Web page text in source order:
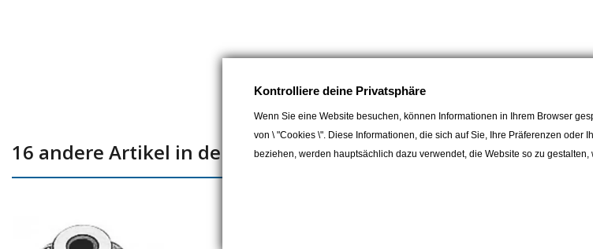
16 andere Artikel in der gleichen Kategorie:
Kontrolliere deine Privatsphäre
Wenn Sie eine Website besuchen, können Informationen in Ihrem Browser
von \ "Cookies \". Diese Informationen, die sich auf Sie, Ihre Präferenzen oder
beziehen, werden hauptsächlich dazu verwendet, die Website so zu gestalten,